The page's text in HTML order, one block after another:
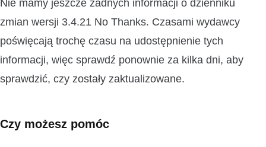
Nie mamy jeszcze żadnych informacji o dzienniku
zmian wersji 3.4.21 No Thanks. Czasami wydawcy
poświęcają trochę czasu na udostępnienie tych
informacji, więc sprawdź ponownie za kilka dni, aby
sprawdzić, czy zostały zaktualizowane.
Czy możesz pomóc